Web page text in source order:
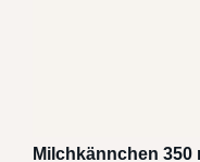
Milchkännchen 350